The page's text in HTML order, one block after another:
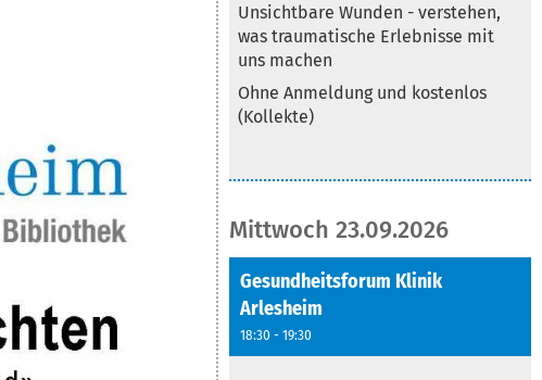
Unsichtbare Wunden - verstehen,
was traumatische Erlebnisse mit
uns machen
Ohne Anmeldung und kostenlos
(Kollekte)
Mittwoch 23.09.2026
Gesundheitsforum Klinik
Arlesheim
18:30 - 19:30